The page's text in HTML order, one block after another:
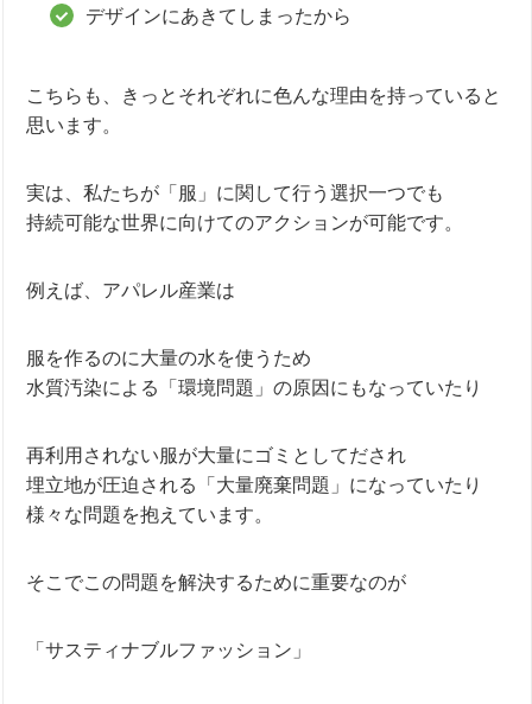
デザインにあきてしまったから
こちらも、きっとそれぞれに色んな理由を持っていると
思います。
実は、私たちが「服」に関して行う選択一つでも
持続可能な世界に向けてのアクションが可能です。
例えば、 アパレル産業は
服を作るのに大量の水を使うため
水質汚染による「環境問題」の原因にもなっていたり
再利用されない服が大量にゴミとしてだされ
埋立地が圧迫される
「大量廃棄問題」になっていたり
様々な問題を抱えています。
そこでこの問題を解決するために重要なのが
「サスティナブルファッション」